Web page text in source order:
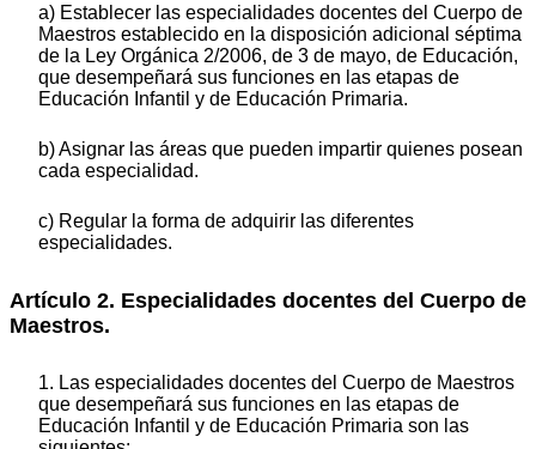
a) Establecer las especialidades docentes del Cuerpo de
Maestros establecido en la disposición adicional séptima
de la Ley Orgánica 2/2006, de 3 de mayo, de Educación,
que desempeñará sus funciones en las etapas de
Educación Infantil y de Educación Primaria.
b) Asignar las áreas que pueden impartir quienes posean
cada especialidad.
c) Regular la forma de adquirir las diferentes
especialidades.
Artículo 2. Especialidades docentes del Cuerpo de
Maestros.
1. Las especialidades docentes del Cuerpo de Maestros
que desempeñará sus funciones en las etapas de
Educación Infantil y de Educación Primaria son las